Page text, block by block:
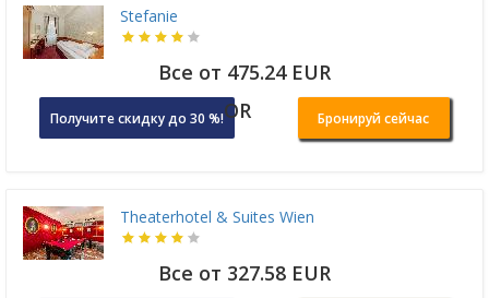
Stefanie
Все от 475.24 EUR
Получите скидку до 30 %!OR Бронируй сейчас
Theaterhotel & Suites Wien
Все от 327.58 EUR